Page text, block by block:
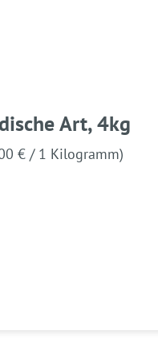
Art, 4kg
€ / 1 Kilogramm)